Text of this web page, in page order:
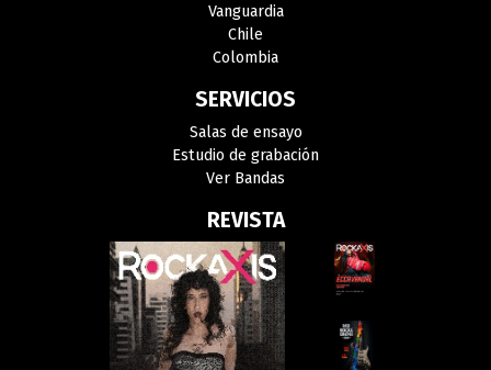
Vanguardia
Chile
Colombia
SERVICIOS
Salas de ensayo
Estudio de grabación
Ver Bandas
REVISTA